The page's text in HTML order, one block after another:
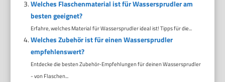
Welches Flaschenmaterial ist für Wassersprudler am
besten geeignet?
Erfahre, welches Material für Wassersprudler ideal ist! Tipps für die...
Welches Zubehör ist für einen Wassersprudler
empfehlenswert?
Entdecke die besten Zubehör-Empfehlungen für deinen Wassersprudler
- von Flaschen...